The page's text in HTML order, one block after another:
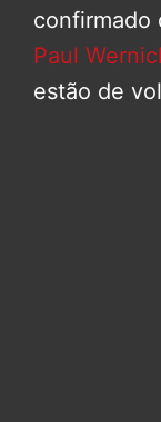
confirmado
Paul
estão de